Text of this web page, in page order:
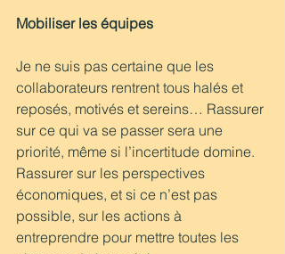
Mobiliser les équipes
Je ne suis pas certaine que les
collaborateurs rentrent tous halés et
reposés, motivés et sereins… Rassurer
sur ce qui va se passer sera une
priorité, même si l’incertitude domine.
Rassurer sur les perspectives
économiques, et si ce n’est pas
possible, sur les actions à
entreprendre pour mettre toutes les